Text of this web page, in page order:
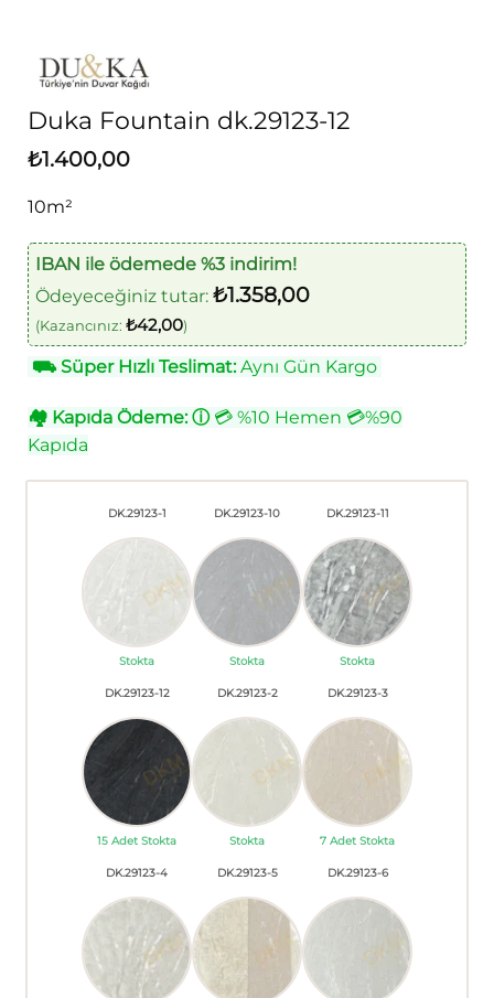
Duka Fountain dk.29123-12
₺1.400,00
10m²
IBAN ile ödemede %3 indirim!
Ödeyeceğiniz tutar: ₺1.358,00
(Kazancınız: ₺42,00)
⛟Süper Hızlı Teslimat:Aynı Gün Kargo
🏘 Kapıda Ödeme: ⓘ💳 %10 Hemen 💳%90
Kapıda
DK.29123-1
Stokta
DK.29123-10
Stokta
DK.29123-11
Stokta
DK.29123-12
15 Adet Stokta
DK.29123-2
Stokta
DK.29123-3
7 Adet Stokta
DK.29123-4 DK.29123-5 DK.29123-6